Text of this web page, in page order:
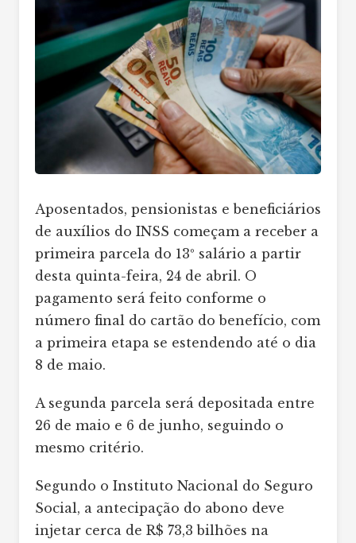
Aposentados, pensionistas e beneficiários
de auxílios do INSS começam a receber a
primeira parcela do 13º salário a partir
desta quinta-feira, 24 de abril. O
pagamento será feito conforme o
número final do cartão do benefício, com
a primeira etapa se estendendo até o dia
8 de maio.
A segunda parcela será depositada entre
26 de maio e 6 de junho, seguindo o
mesmo critério.
Segundo o Instituto Nacional do Seguro
Social, a antecipação do abono deve
injetar cerca de R$ 73,3 bilhões na